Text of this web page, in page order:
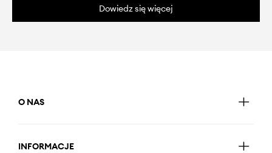
Dowiedz się więcej
O NAS
INFORMACJE